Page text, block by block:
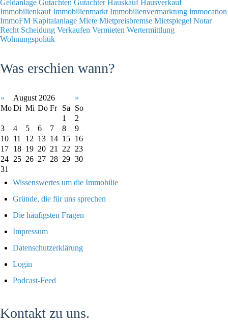
Geldanlage Gutachten GutachterHauskaufHausverkauf
ImmobilienkaufImmobilienmarkt Immobilienvermarktung immocation
ImmoFM Kapitalanlage Miete Mietpreisbremse Mietspiegel Notar
Recht Scheidung Verkaufen Vermieten Wertermittlung
Wohnungspolitik
Was erschien wann?
« August 2026
»
MoDi Mi Do Fr Sa
So
1
2
3
4 5 6 7 8
9
10 11 12 13 14 15 16
17 18 19 20 21 22
23
24 25 26 27 28 29 30
31
Wissenswertes um die Immobilie
Gründe, die für uns sprechen
Die häufigsten Fragen
Impressum
Datenschutzerklärung
Login
Podcast-Feed
Kontakt zu uns.